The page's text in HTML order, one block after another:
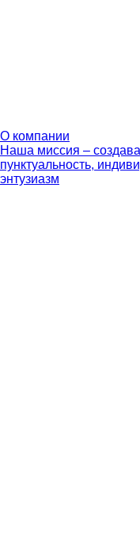
О компании
Наша миссия –
пунктуальность,
энтузиазм